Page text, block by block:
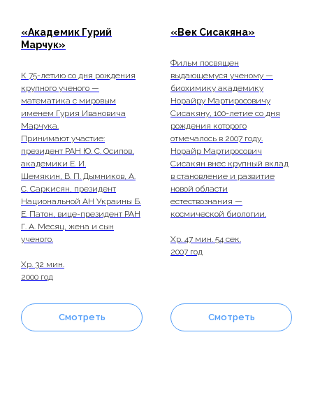
«Академик Гурий
Марчук»
К 75-летию со дня рождения
крупного ученого —
математика с мировым
именем Гурия Ивановича
Марчука.
Принимают участие:
президент РАН Ю. С. Осипов,
академики Е. И.
Шемякин, В. П. Дымников, А.
С. Саркисян, президент
Национальной АН Украины Б.
Е. Патон, вице-президент РАН
Г. А. Месяц, жена и сын
ученого.
Хр. 32 мин.
2000 год
Смотреть
«Век Сисакяна»
Фильм посвящен
выдающемуся ученому —
биохимику академику
Норайру Мартиросовичу
Сисакяну, 100-летие со дня
рождения которого
отмечалось в 2007 году.
Норайр Мартиросович
Сисакян внес крупный вклад
в становление и развитие
новой области
естествознания —
космической биологии.
Хр. 47 мин. 54 сек.
2007 год
Смотреть